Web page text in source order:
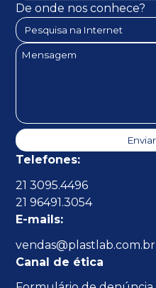
De onde nos conhece?
Telefones:
21 3095.4496
21 96491.3054
E-mails:
vendas@plastlab.com.br
Canal de ética